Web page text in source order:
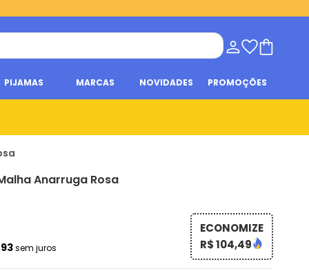
PIJAMAS MARCAS NOVIDADES PROMOÇÕES
Anarruga Rosa
sem juros
ECONOMIZE
R$ 104,49